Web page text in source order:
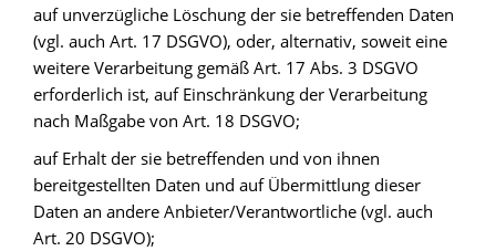
auf unverzügliche Löschung der sie betreffenden Daten
(vgl. auch Art. 17 DSGVO), oder, alternativ, soweit eine
weitere Verarbeitung gemäß Art. 17 Abs. 3 DSGVO
erforderlich ist, auf Einschränkung der Verarbeitung
nach Maßgabe von Art. 18 DSGVO;
auf Erhalt der sie betreffenden und von ihnen
bereitgestellten Daten und auf Übermittlung dieser
Daten an andere Anbieter/Verantwortliche (vgl. auch
Art. 20 DSGVO);